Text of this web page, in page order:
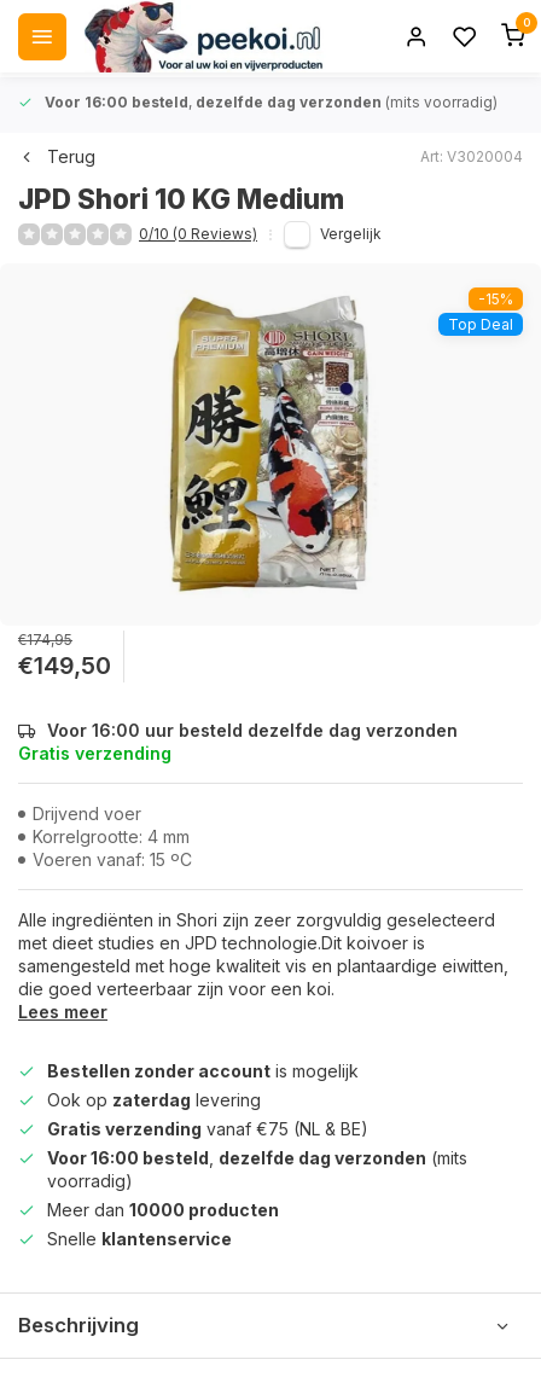
0
Voor 16:00 besteld, dezelfde dag verzonden (mits voorradig)
Terug Art: V3020004
JPD Shori 10 KG Medium
0/10 (0 Reviews) Vergelijk
-15%
Top Deal
€174,95
€149,50
Voor 16:00 uur besteld dezelfde dag verzonden
Gratis verzending
Drijvend voer
Korrelgrootte: 4 mm
Voeren vanaf: 15 ºC
Alle ingrediënten in Shori zijn zeer zorgvuldig geselecteerd
met dieet studies en JPD technologie.Dit koivoer is
samengesteld met hoge kwaliteit vis en plantaardige eiwitten,
die goed verteerbaar zijn voor een koi.
Lees meer
Bestellen zonder account is mogelijk
Ook op zaterdag levering
Gratis verzending vanaf €75 (NL & BE)
Voor 16:00 besteld dezelfde dag verzonden (mits
voorradig)
Meer dan 10000 producten
Snelle klantenservice
Beschrijving